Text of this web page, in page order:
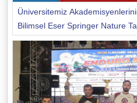
Üniversitemiz
Bilimsel Eser Springer Nature